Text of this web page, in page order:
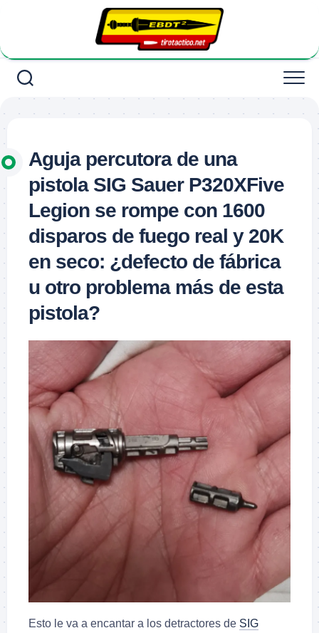
Aguja percutora de una
pistola SIG Sauer P320XFive
Legion se rompe con 1600
disparos de fuego real y 20K
en seco: ¿defecto de fábrica
u otro problema más de esta
pistola?
Esto le va a encantar a los detractores de SIG